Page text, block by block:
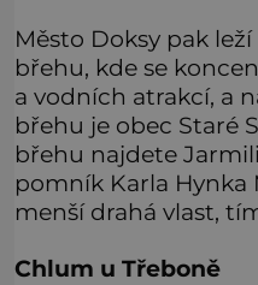
Město Doksy pak
břehu, kde se
a vodních atrakcí, a
břehu je obec Staré
břehu najdete
pomník Karla Hynka
menší drahá vlast,
Chlum u Třeboně